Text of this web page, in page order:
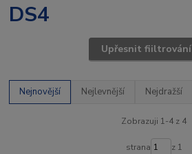
DS4
Upřesnit fiiltrování
Nejnovější Nejlevnější Nejdražší
Zobrazuji 1-4 z 4
strana z 1